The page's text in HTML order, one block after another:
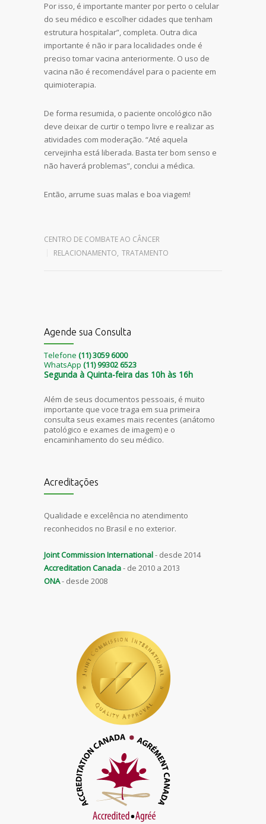
Por isso, é importante manter por perto o celular
do seu médico e escolher cidades que tenham
estrutura hospitalar”, completa. Outra dica
importante é não ir para localidades onde é
preciso tomar vacina anteriormente. O uso de
vacina não é recomendável para o paciente em
quimioterapia.
De forma resumida, o paciente oncológico não
deve deixar de curtir o tempo livre e realizar as
atividades com moderação. “Até aquela
cervejinha está liberada. Basta ter bom senso e
não haverá problemas”, conclui a médica.
Então, arrume suas malas e boa viagem!
CENTRO DE COMBATE AO CÂNCER
RELACIONAMENTO, TRATAMENTO
Agende sua Consulta
Telefone (11) 3059 6000
WhatsApp (11) 99302 6523
Segunda à Quinta-feira das 10h às 16h
Além de seus documentos pessoais, é muito
importante que voce traga em sua primeira
consulta seus exames mais recentes (anátomo
patológico e exames de imagem) e o
encaminhamento do seu médico.
Acreditações
Qualidade e excelência no atendimento
reconhecidos no Brasil e no exterior.
Joint Commission International- desde 2014
Accreditation Canada- de 2010 a 2013
ONA- desde 2008